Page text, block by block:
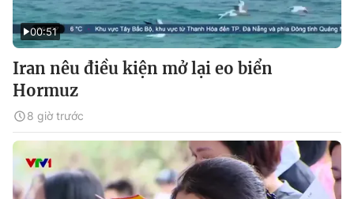
00:51
Iran nêu điều kiện mở lại eo biển
Hormuz
8 giờ trước